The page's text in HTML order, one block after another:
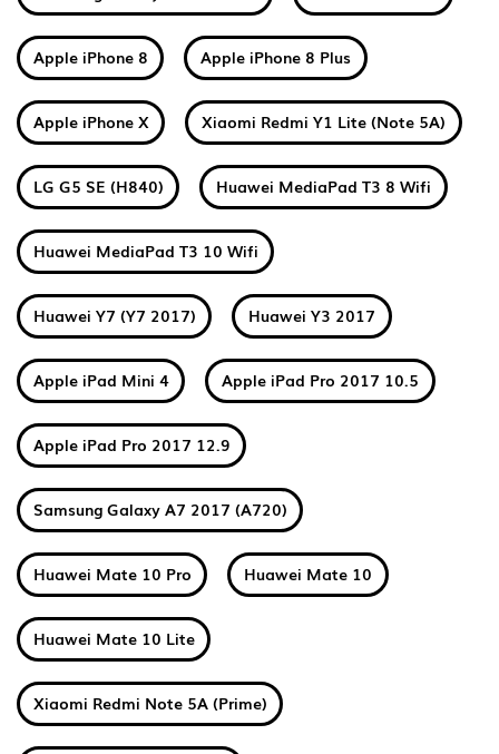
Apple iPhone 8 Apple iPhone 8 Plus
Apple iPhone X Xiaomi Redmi Y1 Lite (Note 5A)
LG G5 SE (H840) Huawei MediaPad T3 8 Wifi
Huawei MediaPad T3 10 Wifi
Huawei Y7 (Y7 2017) Huawei Y3 2017
Apple iPad Mini 4 Apple iPad Pro 2017 10.5
Apple iPad Pro 2017 12.9
Samsung Galaxy A7 2017 (A720)
Huawei Mate 10 Pro Huawei Mate 10
Huawei Mate 10 Lite
Xiaomi Redmi Note 5A (Prime)